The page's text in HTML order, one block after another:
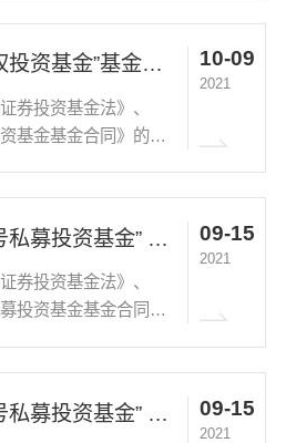
“睿泽一号私募股权投资基金”基金份额持有人大会表决结果 暨决议生效的公告
券投资基金法》、
基金基金合同》的有
10-09
2021
“佳禾正声瑞业一号私募投资基金” 基金份额持有人大会表决结果 暨决议生效的公告
券投资基金法》、
投资基金基金合同》
09-15
2021
“佳禾正声瑞业二号私募投资基金” 基金份额持有人大会表决结果 暨决议生效的公告 09-15
2021